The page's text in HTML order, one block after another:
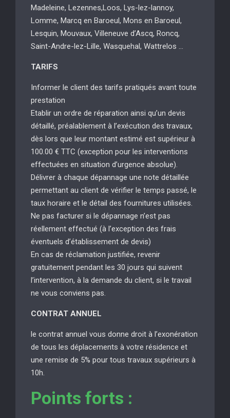
Madeleine, Lezennes,Loos, Lys-lez-lannoy,
Lomme, Marcq en Baroeul, Mons en Baroeul,
Lesquin, Mouvaux, Villeneuve d’Ascq, Roncq,
Saint-Andre-lez-Lille, Wasquehal, Wattrelos …
TARIFS
Informer le client des tarifs pratiqués avant toute
prestation
Etablir un ordre de réparation ainsi qu’un devis
détaillé, préalablement à l’exécution des travaux,
dès lors que leur montant estimé est supérieur à
100.00 € TTC (exception pour les interventions
effectuées en situation d’urgence absolue).
Délivrer à chaque dépannage une note détaillée
permettant au client de vérifier le temps passé, le
taux horaire et le détail des fournitures utilisées.
Ne pas facturer si le dépannage n’est pas
réellement effectué (à l’exception des frais
éventuels d’établissement de devis)
En cas de réclamation justifiée, revenir
gratuitement pendant les 30 jours qui suivent
l’intervention, à la demande du client, si le travail
ne vous conviens pas.
CONTRAT ANNUEL
le contrat annuel vous donne droit à l’exonération
de tous les déplacements à votre résidence et
une remise de 5% pour tous travaux supérieurs à
10h.
Points forts :